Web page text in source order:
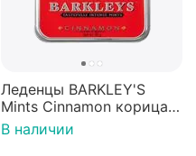
Леденцы BARKLEY'S
Mints Cinnamon корица
50г, Нидерланды
В наличии